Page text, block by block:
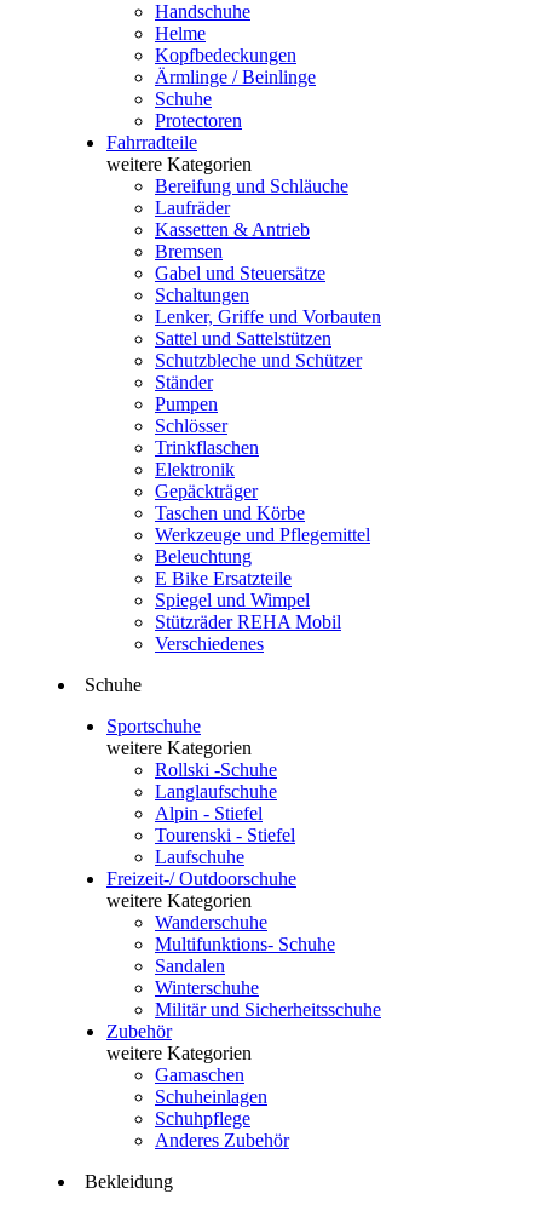
Handschuhe
Helme
Kopfbedeckungen
Ärmlinge / Beinlinge
Schuhe
Protectoren
Fahrradteile
weitere Kategorien
Bereifung und Schläuche
Laufräder
Kassetten & Antrieb
Bremsen
Gabel und Steuersätze
Schaltungen
Lenker, Griffe und Vorbauten
Sattel und Sattelstützen
Schutzbleche und Schützer
Ständer
Pumpen
Schlösser
Trinkflaschen
Elektronik
Gepäckträger
Taschen und Körbe
Werkzeuge und Pflegemittel
Beleuchtung
E Bike Ersatzteile
Spiegel und Wimpel
Stützräder REHA Mobil
Verschiedenes
Schuhe
Sportschuhe
weitere Kategorien
Rollski -Schuhe
Langlaufschuhe
Alpin - Stiefel
Tourenski - Stiefel
Laufschuhe
Freizeit-/ Outdoorschuhe
weitere Kategorien
Wanderschuhe
Multifunktions- Schuhe
Sandalen
Winterschuhe
Militär und Sicherheitsschuhe
Zubehör
weitere Kategorien
Gamaschen
Schuheinlagen
Schuhpflege
Anderes Zubehör
Bekleidung